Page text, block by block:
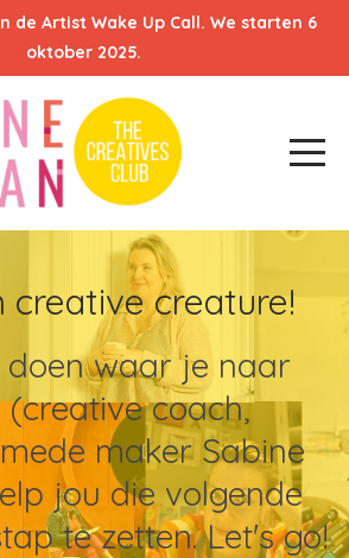
de Artist Wake Up Call. We starten 6
oktober 2025.
creative creature!
doen waar je naar
coach,
maker Sabine
jou die volgende
te zetten. Let's go!